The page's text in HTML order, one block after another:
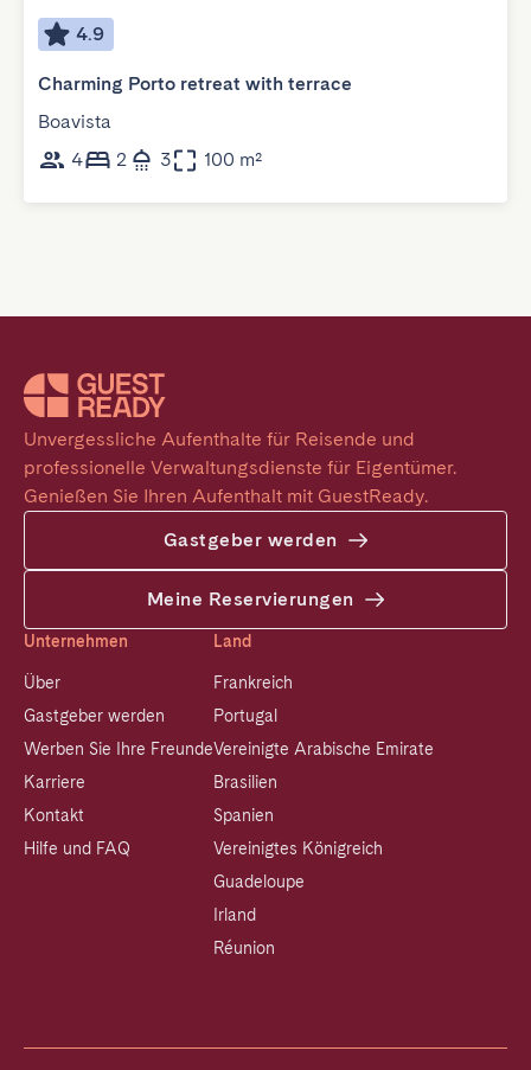
4.9
Charming Porto retreat with terrace
Boavista
4
2 3 100 m²
Unvergessliche Aufenthalte für Reisende und
professionelle Verwaltungsdienste für Eigentümer.
Genießen Sie Ihren Aufenthalt mit GuestReady.
Gastgeber werden
Meine Reservierungen
Unternehmen
Über
Gastgeber werden
Werben Sie Ihre Freunde
Karriere
Kontakt
Hilfe und FAQ
Land
Frankreich
Portugal
Vereinigte Arabische Emirate
Brasilien
Spanien
Vereinigtes Königreich
Guadeloupe
Irland
Réunion